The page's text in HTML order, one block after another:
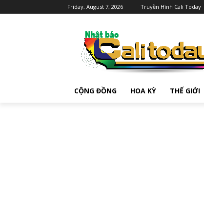
Friday, August 7, 2026 Truyền Hình Cali Today
CỘNG ĐỒNG HOA KỲ THẾ GIỚI